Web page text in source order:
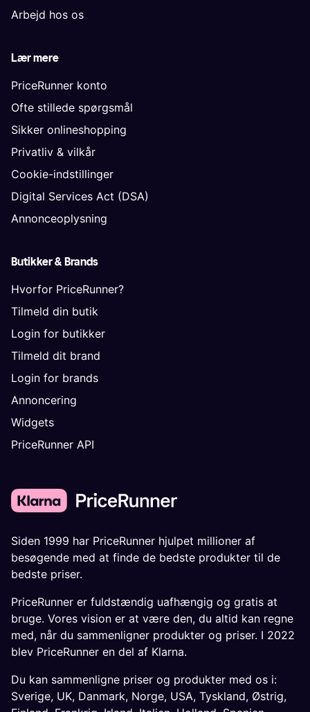
Arbejd hos os
Lær mere
PriceRunner konto
Ofte stillede spørgsmål
Sikker onlineshopping
Privatliv & vilkår
Cookie-indstillinger
Digital Services Act (DSA)
Annonceoplysning
Butikker & Brands
Hvorfor PriceRunner?
Tilmeld din butik
Login for butikker
Tilmeld dit brand
Login for brands
Annoncering
Widgets
PriceRunner API
Siden 1999 har PriceRunner hjulpet millioner af
besøgende med at finde de bedste produkter til de
bedste priser.
PriceRunner er fuldstændig uafhængig og gratis at
bruge. Vores vision er at være den, du altid kan regne
med, når du sammenligner produkter og priser. I 2022
blev PriceRunner en del af Klarna.
Du kan sammenligne priser og produkter med os i:
Sverige, UK, Danmark, Norge, USA, Tyskland, Østrig,